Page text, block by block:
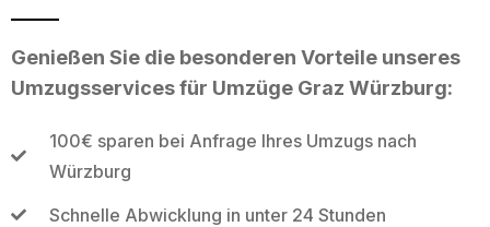
Genießen Sie die besonderen Vorteile unseres
Umzugsservices für Umzüge Graz Würzburg:
100€ sparen bei Anfrage Ihres Umzugs nach
Würzburg
Schnelle Abwicklung in unter 24 Stunden